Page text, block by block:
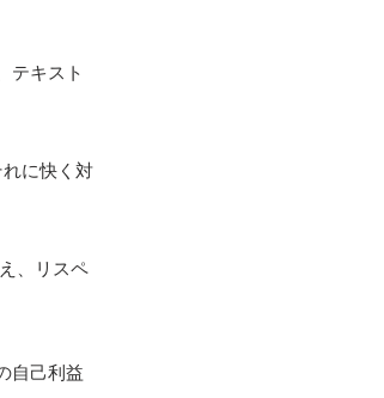
テキスト
に快く対
、リスペ
自己利益